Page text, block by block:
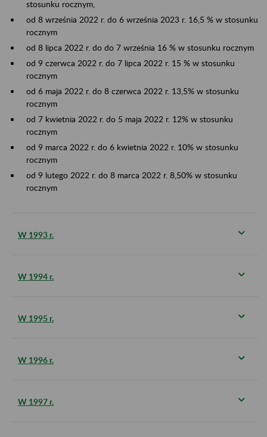
stosunku rocznym,
od 8 września 2022 r. do 6 września 2023 r. 16,5 % w stosunku
rocznym
od 8 lipca 2022 r. do do 7 września 16 % w stosunku rocznym
od 9 czerwca 2022 r. do 7 lipca 2022 r. 15 % w stosunku
rocznym
od 6 maja 2022 r. do 8 czerwca 2022 r. 13,5% w stosunku
rocznym
od 7 kwietnia 2022 r. do 5 maja 2022 r. 12% w stosunku
rocznym
od 9 marca 2022 r. do 6 kwietnia 2022 r. 10% w stosunku
rocznym
od 9 lutego 2022 r. do 8 marca 2022 r. 8,50% w stosunku
rocznym
W 1993 r.
W 1994 r.
W 1995 r.
W 1996 r.
W 1997 r.